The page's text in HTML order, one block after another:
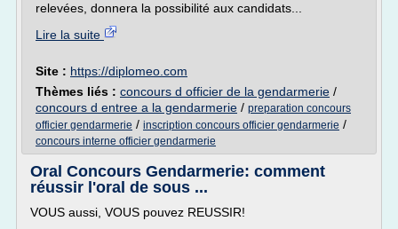
relevées, donnera la possibilité aux candidats...
Lire la suite
Site : https://diplomeo.com
Thèmes liés : concours d officier de la gendarmerie /
concours d entree a la gendarmerie / preparation concours
officier gendarmerie / inscription concours officier gendarmerie /
concours interne officier gendarmerie
Oral Concours Gendarmerie: comment
réussir l'oral de sous ...
VOUS aussi, VOUS pouvez REUSSIR!